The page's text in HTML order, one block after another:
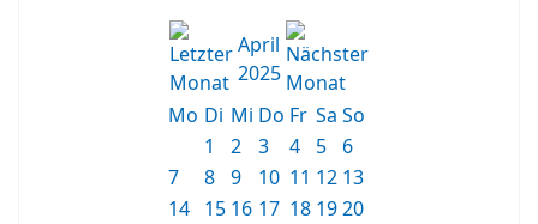
April
2025
Mo Di Mi Do Fr Sa So
1
2 3 4 5
6
7
8 9 10 11 12 13
14 15 16 17 18 1920